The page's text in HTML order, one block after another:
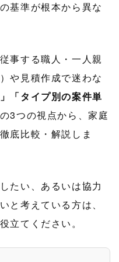
基準が根本から異な
事する職人・一人親
や見積作成で迷わな
「タイプ別の案件単
の3つの視点から、家庭
底比較・解説しま
たい、あるいは協力
と考えている方は、
立てください。